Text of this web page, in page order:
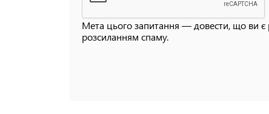
Мета цього запитання — довести, що ви є
розсиланням спаму.